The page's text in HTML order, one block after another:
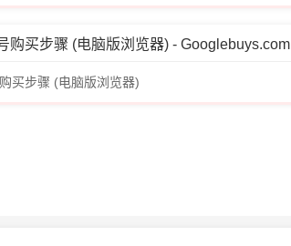
购买步骤 (电脑版浏览器) - Googlebuys.com
买步骤 (电脑版浏览器)